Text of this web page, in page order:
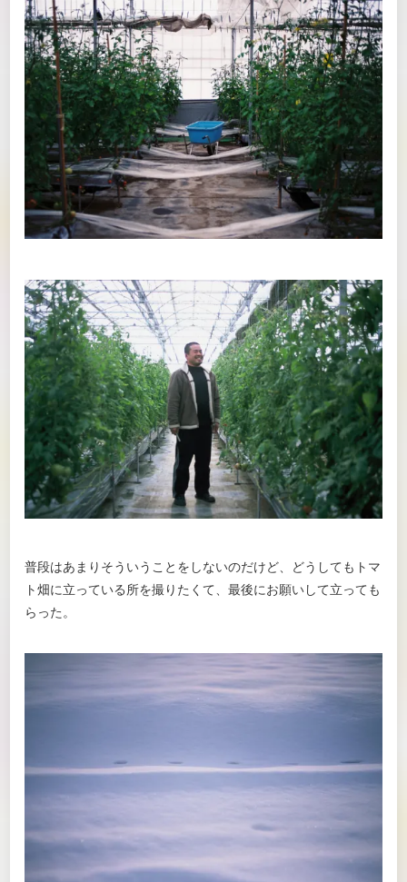
普段はあまりそういうことをしないのだけど、どうしてもトマ
ト畑に立っている所を撮りたくて、最後にお願いして立っても
らった。